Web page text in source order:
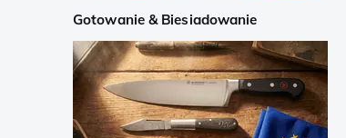
Gotowanie & Biesiadowanie